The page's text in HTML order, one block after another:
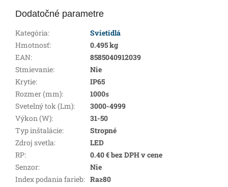
Dodatočné parametre
Kategória:
Svietidlá
Hmotnosť:
0.495 kg
EAN:
8585040912039
Stmievanie:
Nie
Krytie:
IP65
Rozmer (mm):
1000≤
Svetelný tok (Lm):
3000-4999
Výkon (W):
31-50
Typ inštalácie:
Stropné
Zdroj svetla:
LED
RP:
0.40 € bez DPH v cene
Senzor:
Nie
Index podania farieb: Ra≥80